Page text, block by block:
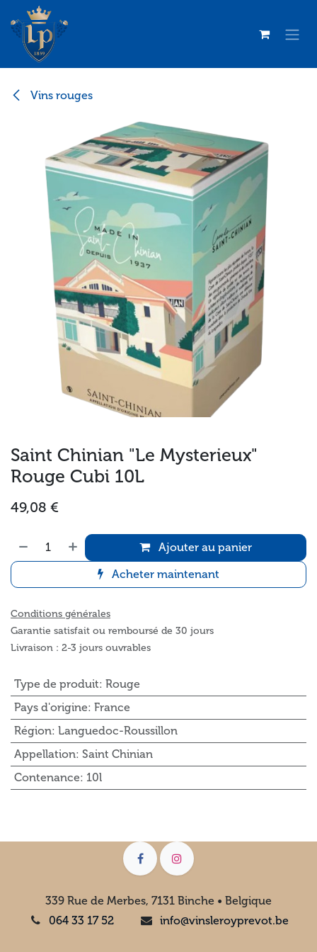
Se rendre au contenu
Vins rouges
Saint Chinian "Le Mysterieux"
Rouge Cubi 10L
49,08 €
Ajouter au panier
Acheter maintenant
Conditions générales
Garantie satisfait ou remboursé de 30 jours
Livraison : 2-3 jours ouvrables
Type de produit: Rouge
Pays d'origine: France
Région: Languedoc-Roussillon
Appellation: Saint Chinian
Contenance: 10l
339 Rue de Merbes, 7131 Binche • Belgique
064 33 17 52
info@vinsleroyprevot.be